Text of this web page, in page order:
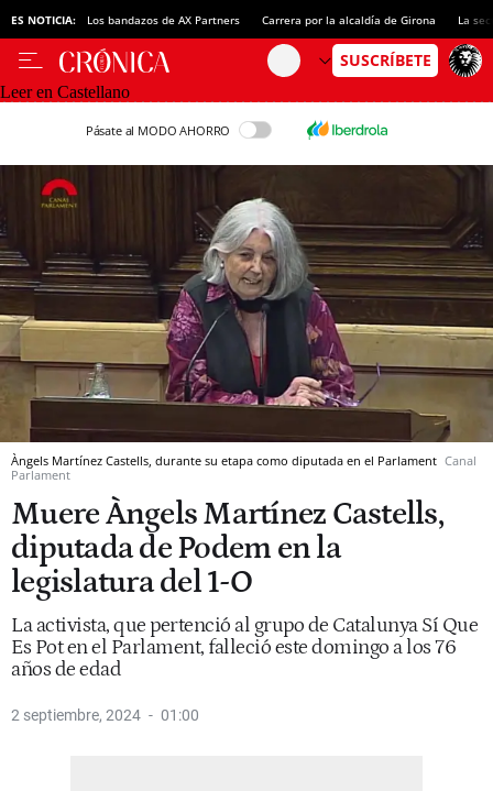
ES NOTICIA: Los bandazos de AX Partners Carrera por la alcaldía de Girona La
Leer en Castellano
Pásate al MODO AHORRO
Àngels Martínez Castells, durante su etapa como diputada en el Parlament Canal
Parlament
Muere Àngels Martínez Castells,
diputada de Podem en la
legislatura del 1-O
La activista, que pertenció al grupo de Catalunya Sí Que
Es Pot en el Parlament, falleció este domingo a los 76
años de edad
2 septiembre, 2024 01:00